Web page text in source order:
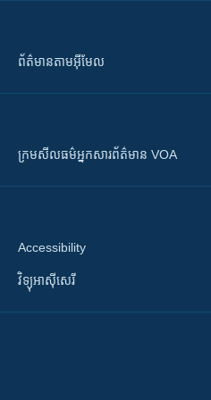
ព័ត៌មាន​តាម​អ៊ីមែល
ក្រម​​​សីលធម៌​​​អ្នក​​​សារព័ត៌មាន VOA
Accessibility
វិទ្យុ​អាស៊ី​សេរី